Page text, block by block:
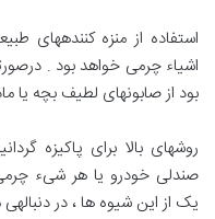
استفاده از منزه کنندههای
اشیاء چرمی خواهد بود .
بود از صابونهای لطیف‌ بچه یا
روشهای بالا برای پاکیزه
صندلی خودرو یا هر شیء
یک از این شیوه ها ، در